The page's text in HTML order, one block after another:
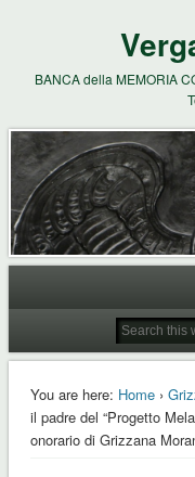
BANCA della MEMORIA
You are here: Home›
il padre del “Progetto
onorario di Grizzana